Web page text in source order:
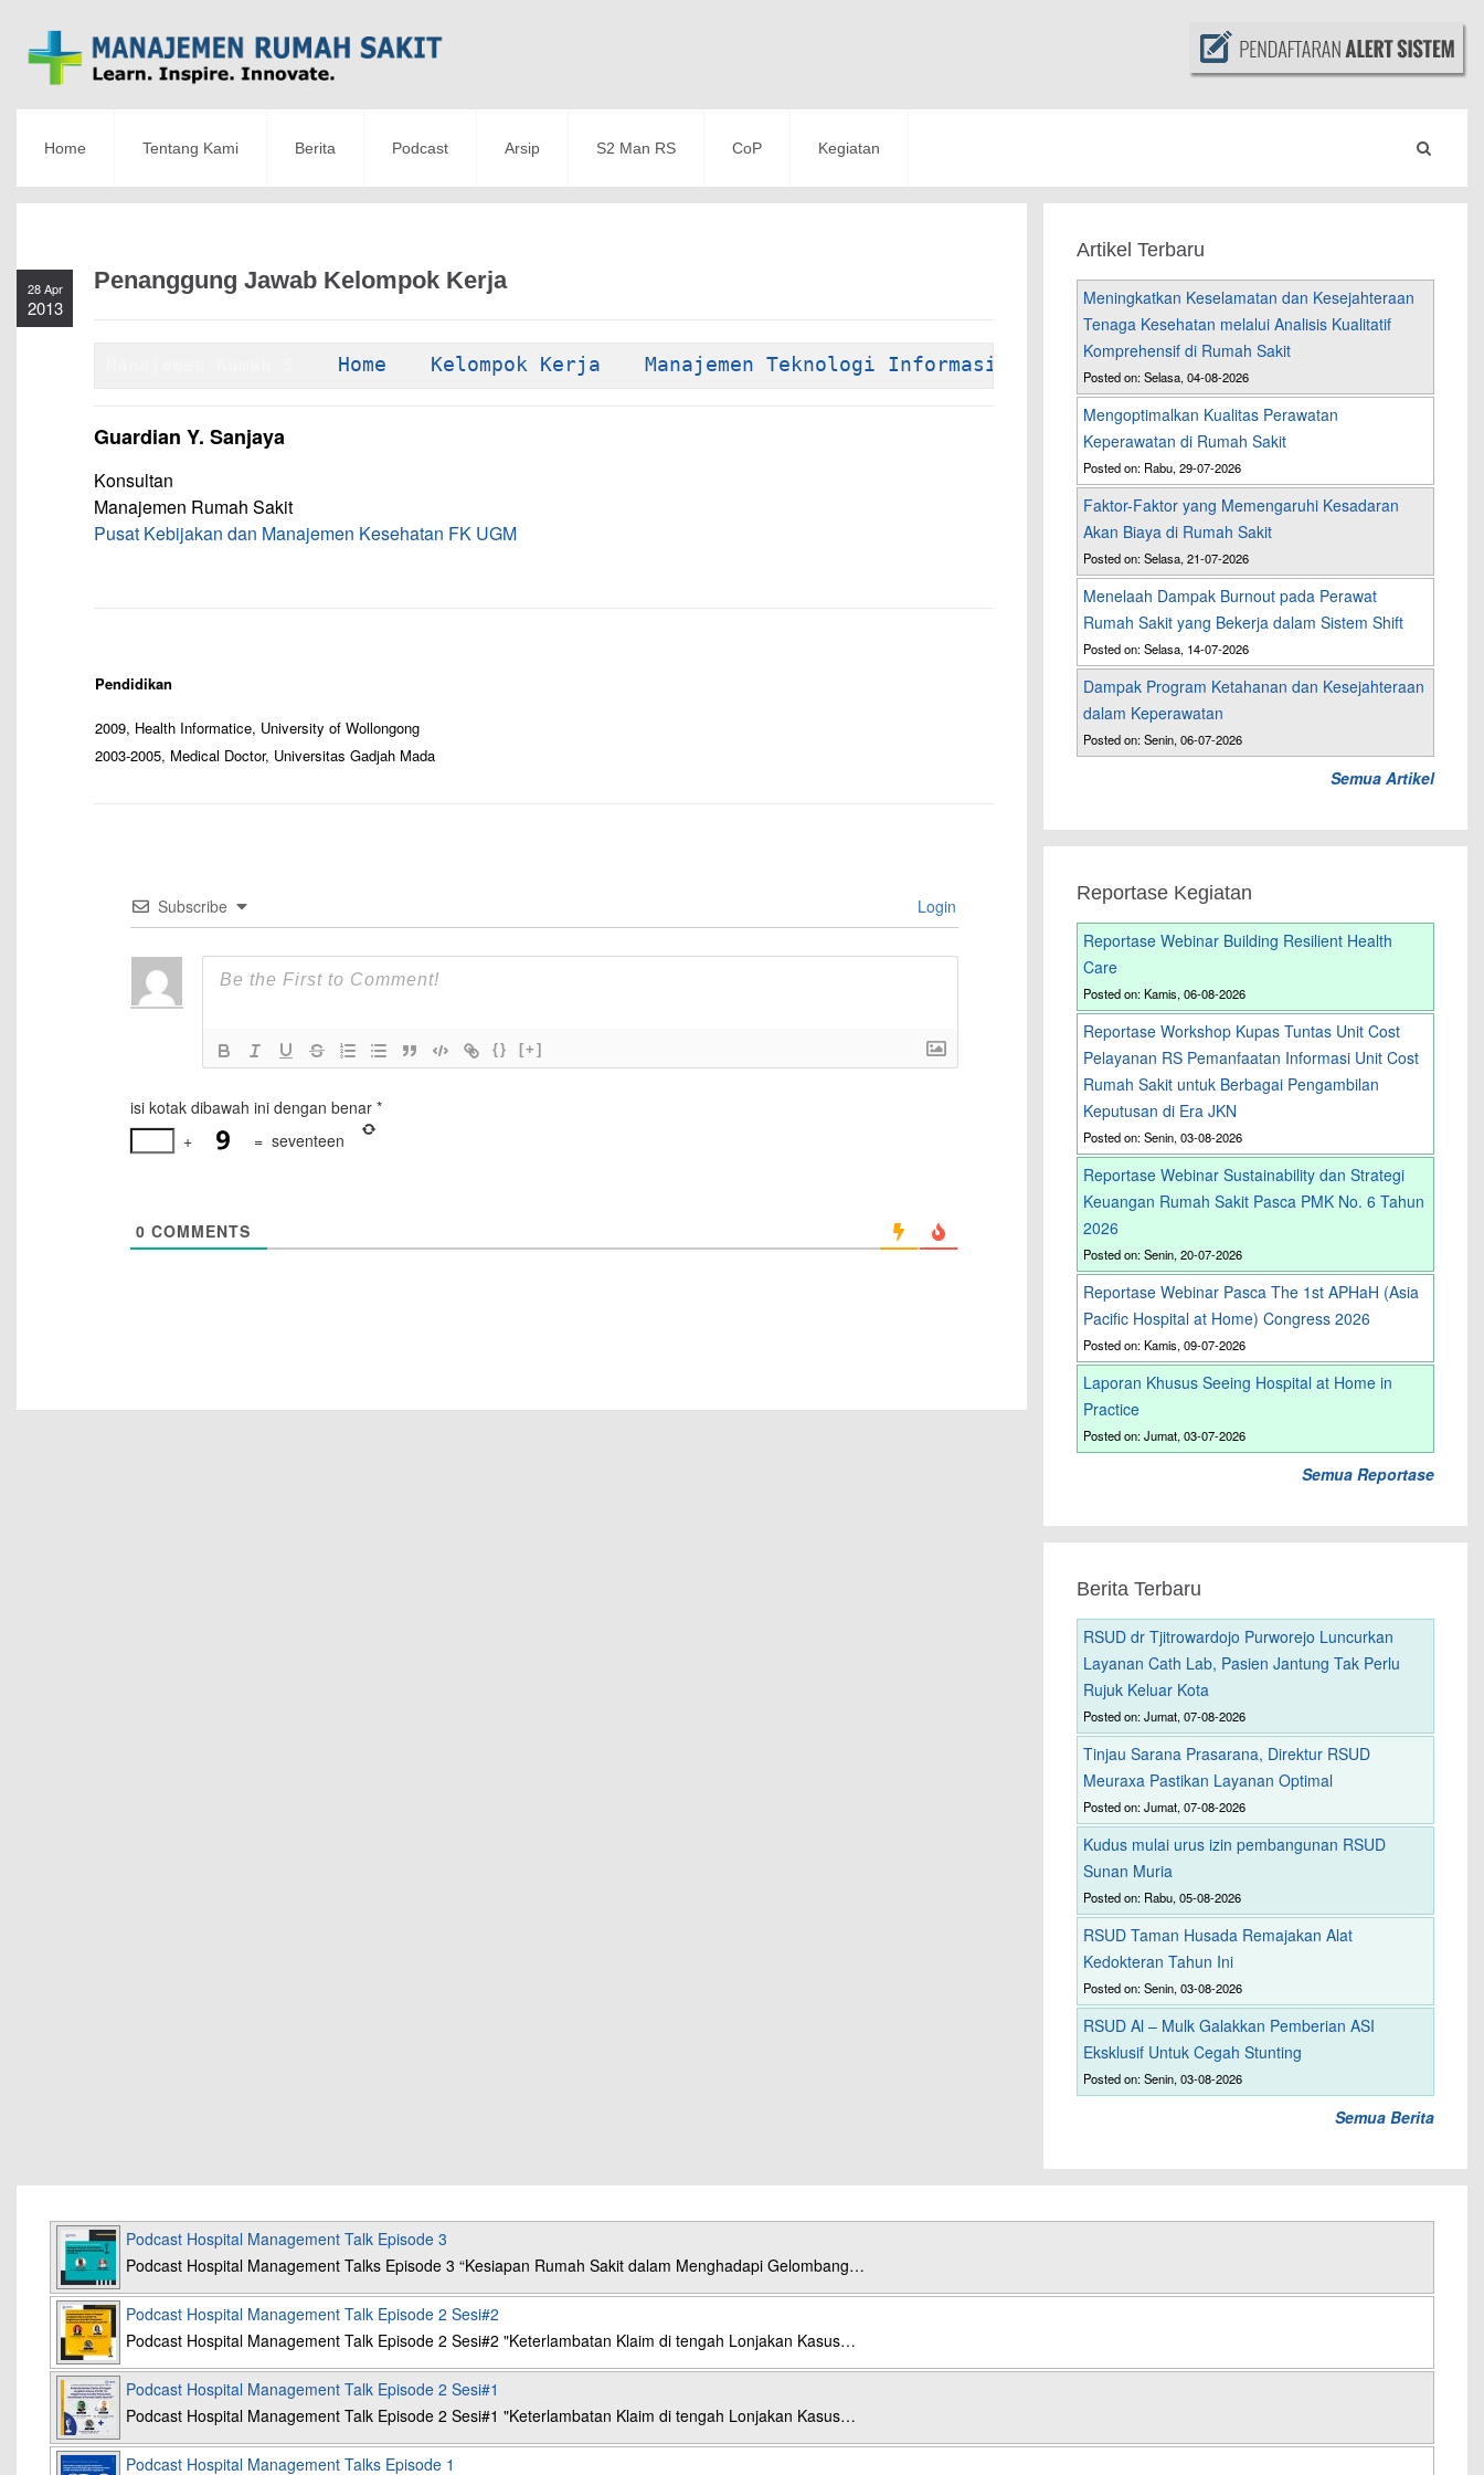
Home Tentang Kami Berita Podcast Arsip S2 Man RS CoP Kegiatan
28 Apr
2013
Penanggung Jawab Kelompok Kerja
Home Kelompok Kerja Manajemen Teknologi Informasi Artikel
Guardian Y. Sanjaya
Konsultan
Manajemen Rumah Sakit
Pusat Kebijakan dan Manajemen Kesehatan FK UGM
Pendidikan
2009, Health Informatice, University of Wollongong
2003-2005, Medical Doctor, Universitas Gadjah Mada
Subscribe Login
{} [+]
isi kotak dibawah ini dengan benar*
+
= seventeen
0 COMMENTS
Artikel Terbaru
Meningkatkan Keselamatan dan Kesejahteraan
Tenaga Kesehatan melalui Analisis Kualitatif
Komprehensif di Rumah Sakit
Posted on: Selasa, 04-08-2026
Mengoptimalkan Kualitas Perawatan
Keperawatan di Rumah Sakit
Posted on: Rabu, 29-07-2026
Faktor-Faktor yang Memengaruhi Kesadaran
Akan Biaya di Rumah Sakit
Posted on: Selasa, 21-07-2026
Menelaah Dampak Burnout pada Perawat
Rumah Sakit yang Bekerja dalam Sistem Shift
Posted on: Selasa, 14-07-2026
Dampak Program Ketahanan dan Kesejahteraan
dalam Keperawatan
Posted on: Senin, 06-07-2026
Semua Artikel
Reportase Kegiatan
Reportase Webinar Building Resilient Health
Care
Posted on: Kamis, 06-08-2026
Reportase Workshop Kupas Tuntas Unit Cost
Pelayanan RS Pemanfaatan Informasi Unit Cost
Rumah Sakit untuk Berbagai Pengambilan
Keputusan di Era JKN
Posted on: Senin, 03-08-2026
Reportase Webinar Sustainability dan Strategi
Keuangan Rumah Sakit Pasca PMK No. 6 Tahun
2026
Posted on: Senin, 20-07-2026
Reportase Webinar Pasca The 1st APHaH (Asia
Pacific Hospital at Home) Congress 2026
Posted on: Kamis, 09-07-2026
Laporan Khusus Seeing Hospital at Home in
Practice
Posted on: Jumat, 03-07-2026
Semua Reportase
Berita Terbaru
RSUD dr Tjitrowardojo Purworejo Luncurkan
Layanan Cath Lab, Pasien Jantung Tak Perlu
Rujuk Keluar Kota
Posted on: Jumat, 07-08-2026
Tinjau Sarana Prasarana, Direktur RSUD
Meuraxa Pastikan Layanan Optimal
Posted on: Jumat, 07-08-2026
Kudus mulai urus izin pembangunan RSUD
Sunan Muria
Posted on: Rabu, 05-08-2026
RSUD Taman Husada Remajakan Alat
Kedokteran Tahun Ini
Posted on: Senin, 03-08-2026
RSUD Al – Mulk Galakkan Pemberian ASI
Eksklusif Untuk Cegah Stunting
Posted on: Senin, 03-08-2026
Semua Berita
Podcast Hospital Management Talk Episode 3
Podcast Hospital Management Talks Episode 3 “Kesiapan Rumah Sakit dalam Menghadapi Gelombang…
Podcast Hospital Management Talk Episode 2 Sesi#2
Podcast Hospital Management Talk Episode 2 Sesi#2 "Keterlambatan Klaim di tengah Lonjakan Kasus…
Podcast Hospital Management Talk Episode 2 Sesi#1
Podcast Hospital Management Talk Episode 2 Sesi#1 "Keterlambatan Klaim di tengah Lonjakan Kasus…
Podcast Hospital Management Talks Episode 1